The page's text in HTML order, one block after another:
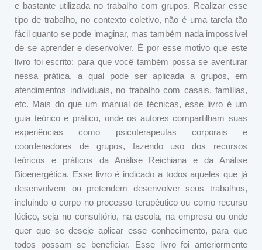
e bastante utilizada no trabalho com grupos. Realizar esse
tipo de trabalho, no contexto coletivo, não é uma tarefa tão
fácil quanto se pode imaginar, mas também nada impossível
de se aprender e desenvolver. É por esse motivo que este
livro foi escrito: para que você também possa se aventurar
nessa prática, a qual pode ser aplicada a grupos, em
atendimentos individuais, no trabalho com casais, famílias,
etc. Mais do que um manual de técnicas, esse livro é um
guia teórico e prático, onde os autores compartilham suas
experiências como psicoterapeutas corporais e
coordenadores de grupos, fazendo uso dos recursos
teóricos e práticos da Análise Reichiana e da Análise
Bioenergética. Esse livro é indicado a todos aqueles que já
desenvolvem ou pretendem desenvolver seus trabalhos,
incluindo o corpo no processo terapêutico ou como recurso
lúdico, seja no consultório, na escola, na empresa ou onde
quer que se deseje aplicar esse conhecimento, para que
todos possam se beneficiar. Esse livro foi anteriormente